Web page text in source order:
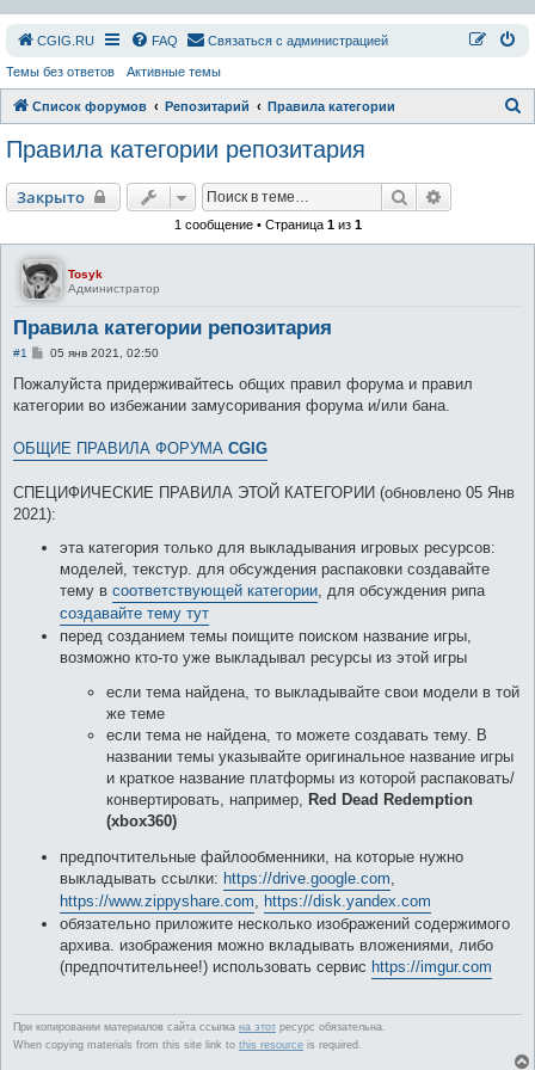
СGIG.RU FAQ Связаться с администрацией
Темы без ответов Активные темы
Список форумов Репозитарий Правила категории
Правила категории репозитария
Закрыто Поиск
1 сообщение • Страница 1из 1
Tosyk
Администратор
Правила категории репозитария
#1
С
о
щ
и
05 янв 2021, 02:50
Пожалуйста придерживайтесь общих правил форума и правил
категории во избежании замусоривания форума и/или бана.
ОБЩИЕ ПРАВИЛА ФОРУМА CGIG
СПЕЦИФИЧЕСКИЕ ПРАВИЛА ЭТОЙ КАТЕГОРИИ (обновлено 05 Янв
2021):
эта категория только для выкладывания игровых ресурсов:
моделей, текстур. для обсуждения распаковки создавайте
тему в соответствующей категории, для обсуждения рипа
создавайте тему тут
перед созданием темы поищите поиском название игры,
возможно кто-то уже выкладывал ресурсы из этой игры
если тема найдена, то выкладывайте свои модели в той
же теме
если тема не найдена, то можете создавать тему. В
названии темы указывайте оригинальное название игры
и краткое название платформы из которой распаковать/
конвертировать, например,
Red Dead Redemption
(xbox360)
предпочтительные файлообменники, на которые нужно
выкладывать ссылки: https://drive.google.com
https://www.zippyshare.com
https://disk.yandex.com
обязательно приложите несколько изображений содержимого
архива. изображения можно вкладывать вложениями, либо
(предпочтительнее!) использовать сервис https://imgur.com
При копировании материалов сайта ссылка на этот ресурс обязательна.
When copying materials from this site link to this resource is required.